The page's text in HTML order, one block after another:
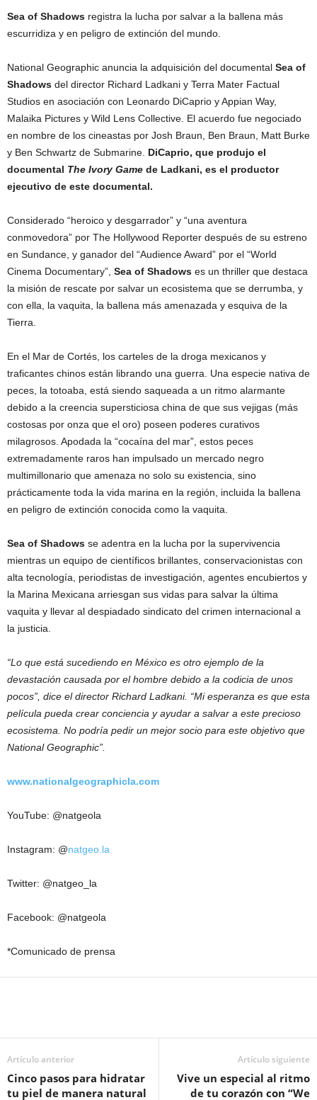
Sea of Shadows registra la lucha por salvar a la ballena más
escurridiza y en peligro de extinción del mundo.
National Geographic anuncia la adquisición del documental Sea of
Shadows del director Richard Ladkani y Terra Mater Factual
Studios en asociación con Leonardo DiCaprio y Appian Way,
Malaika Pictures y Wild Lens Collective. El acuerdo fue negociado
en nombre de los cineastas por Josh Braun, Ben Braun, Matt Burke
y Ben Schwartz de Submarine. DiCaprio, que produjo el
documental The Ivory Game de Ladkani, es el productor
ejecutivo de este documental.
Considerado “heroico y desgarrador” y “una aventura
conmovedora” por The Hollywood Reporter después de su estreno
en Sundance, y ganador del “Audience Award” por el “World
Cinema Documentary”, Sea of Shadows es un thriller que destaca
la misión de rescate por salvar un ecosistema que se derrumba, y
con ella, la vaquita, la ballena más amenazada y esquiva de la
Tierra.
En el Mar de Cortés, los carteles de la droga mexicanos y
traficantes chinos están librando una guerra. Una especie nativa de
peces, la totoaba, está siendo saqueada a un ritmo alarmante
debido a la creencia supersticiosa china de que sus vejigas (más
costosas por onza que el oro) poseen poderes curativos
milagrosos. Apodada la “cocaína del mar”, estos peces
extremadamente raros han impulsado un mercado negro
multimillonario que amenaza no solo su existencia, sino
prácticamente toda la vida marina en la región, incluida la ballena
en peligro de extinción conocida como la vaquita.
Sea of Shadows se adentra en la lucha por la supervivencia
mientras un equipo de científicos brillantes, conservacionistas con
alta tecnología, periodistas de investigación, agentes encubiertos y
la Marina Mexicana arriesgan sus vidas para salvar la última
vaquita y llevar al despiadado sindicato del crimen internacional a
la justicia.
“Lo que está sucediendo en México es otro ejemplo de la
devastación causada por el hombre debido a la codicia de unos
pocos”, dice el director Richard Ladkani. “Mi esperanza es que esta
película pueda crear conciencia y ayudar a salvar a este precioso
ecosistema. No podría pedir un mejor socio para este objetivo que
National Geographic”.
www.nationalgeographicla.com
YouTube: @natgeola
Instagram: @natgeo.la
Twitter: @natgeo_la
Facebook: @natgeola
*Comunicado de prensa
Artículo anterior
Cinco pasos para hidratar
tu piel de manera natural
Artículo siguiente
Vive un especial al ritmo
de tu corazón con “We